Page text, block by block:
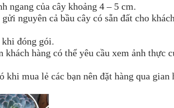
ngang của cây khoảng 4 – 5 cm.
nguyên cả bầu cây có sẵn đất cho
đóng gói.
hàng có thể yêu cầu xem ảnh thực
mua lẻ các bạn nên đặt hàng qua gian